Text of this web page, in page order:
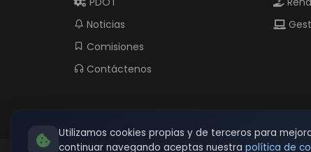
Noticias
Comisiones
Contáctenos
Utilizamos cookies propias y de terceros para
continuar navegando aceptas nuestra política de